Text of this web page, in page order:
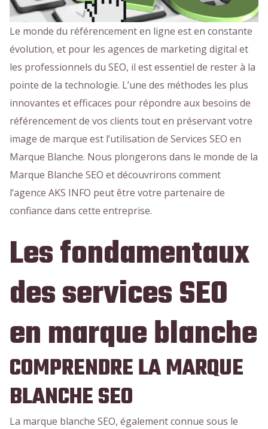
Le monde du référencement en ligne est en constante
évolution, et pour les agences de marketing digital et
les professionnels du SEO, il est essentiel de rester à la
pointe de la technologie. L’une des méthodes les plus
innovantes et efficaces pour répondre aux besoins de
référencement de vos clients tout en préservant votre
image de marque est l’utilisation de Services SEO en
Marque Blanche. Nous plongerons dans le monde de la
Marque Blanche SEO et découvrirons comment
l’agence AKS INFO peut être votre partenaire de
confiance dans cette entreprise.
Les fondamentaux
des services SEO
en marque blanche
COMPRENDRE LA MARQUE
BLANCHE SEO
La marque blanche SEO, également connue sous le